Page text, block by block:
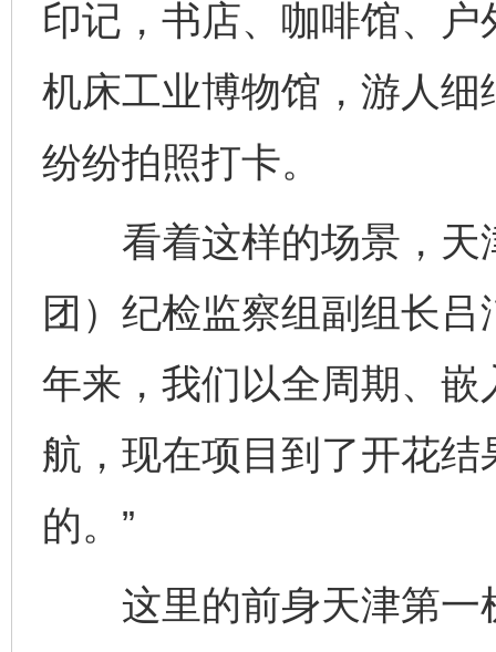
印记，书店、咖啡馆、
机床工业博物馆，游人
纷纷拍照打卡。
看着这样的场景，天
团）纪检监察组副组长
年来，我们以全周期、
航，现在项目到了开花
的。”
这里的前身天津第一